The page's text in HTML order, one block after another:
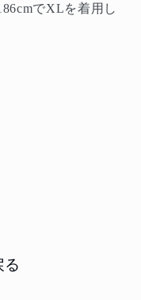
でXLを着用し
る